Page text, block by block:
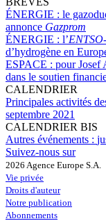
ÉNERGIE : le
annonce Gazprom
ÉNERGIE : l’
d’hydrogène en
ESPACE : pour Josef
dans le soutien
CALENDRIER
Principales activités
septembre 2021
CALENDRIER BIS
Autres événements :
Suivez-nous sur
2026 Agence Europe S.A.
Vie privée
Droits d'auteur
Notre publication
Abonnements